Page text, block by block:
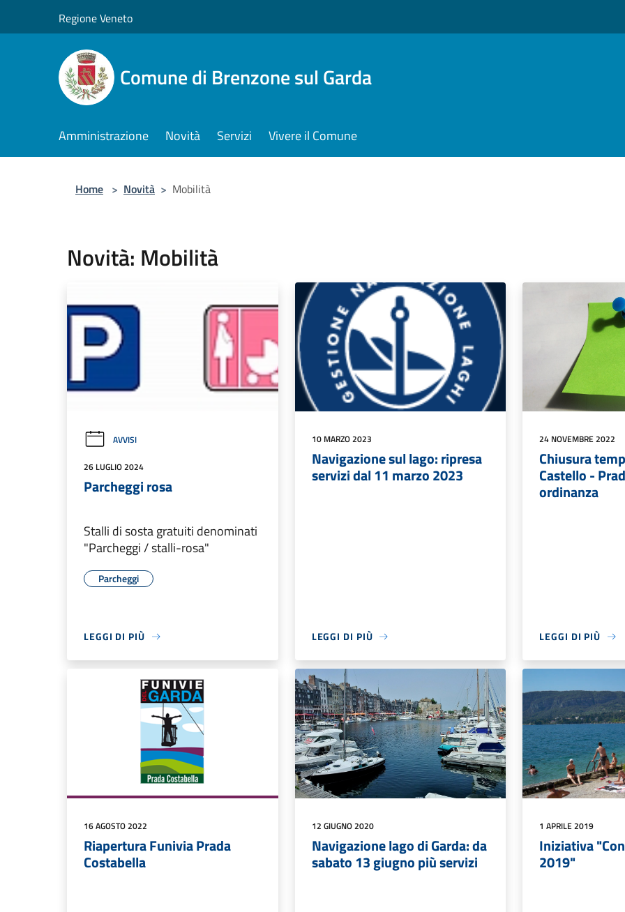
Regione Veneto
Comune di Brenzone sul Garda
Amministrazione Novità Servizi Vivere il Comune
Home > Novità > Mobilità
Novità: Mobilità
AVVISI
26 LUGLIO 2024
Parcheggi rosa
Stalli di sosta gratuiti denominati
"Parcheggi / stalli-rosa"
Parcheggi
LEGGI DI PIÙ
10 MARZO 2023
Navigazione sul lago: ripresa
servizi dal 11 marzo 2023
LEGGI DI PIÙ
24 NOVEMBRE 2022
Chiusura
Castello -
ordinanza
LEGGI DI PIÙ
16 AGOSTO 2022
Riapertura Funivia Prada
Costabella
12 GIUGNO 2020
Navigazione lago di Garda: da
sabato 13 giugno più servizi
1 APRILE 2019
Iniziativa
2019"